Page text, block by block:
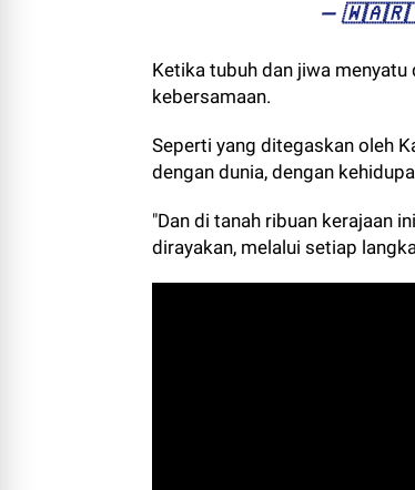
—
Ketika tubuh dan jiwa
kebersamaan.
Seperti yang ditegaskan oleh
dengan dunia, dengan
"Dan di tanah ribuan kerajaan
dirayakan, melalui setiap